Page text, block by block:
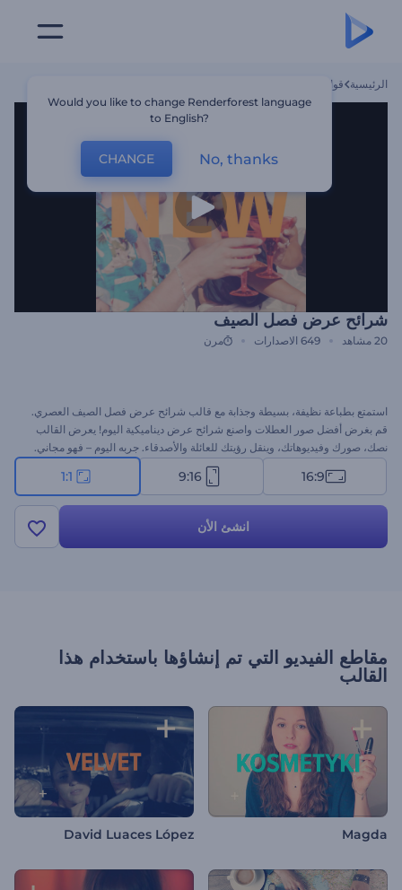
الرئيسية قوالب
شرائح عرض فصل الصيف
20 مشاهد 649 الاصدارات مرن
استمتع بطباعة نظيفة، بسيطة وجذابة مع قالب شرائح عرض فصل الصيف العصري.
قم بغرض أفضل صور العطلات واصنع شرائح عرض ديناميكية اليوم! يعرض القالب
نصك، صورك وفيديوهاتك، وينقل رؤيتك للعائلة والأصدقاء. جربه اليوم – فهو مجاني.
16:9
9:16
1:1
انشئ الأن
مقاطع الفيديو التي تم إنشاؤها باستخدام هذا
القالب
Magda
David Luaces López
Would you like to change Renderforest language
to English?
CHANGE No, thanks